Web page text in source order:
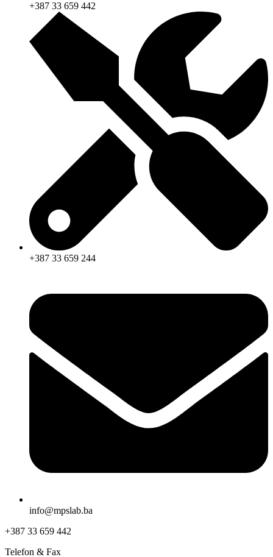
+387 33 659 442
+387 33 659 244
info@mpslab.ba
+387 33 659 442
Telefon & Fax